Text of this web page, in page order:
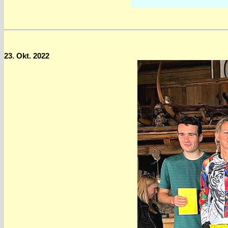
23. Okt. 2022